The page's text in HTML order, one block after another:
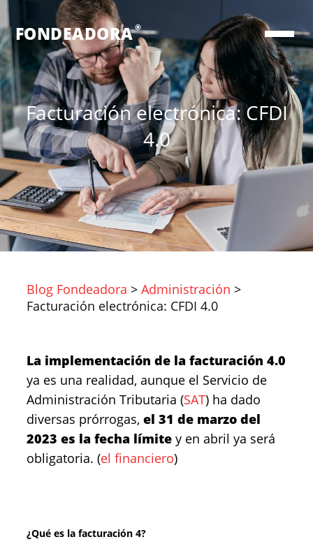
FONDEADORA®
Facturación electrónica: CFDI
4.0
Blog Fondeadora > Administración >
Facturación electrónica: CFDI 4.0
La implementación de la facturación 4.0
ya es una realidad, aunque el Servicio de
Administración Tributaria (SAT) ha dado
diversas prórrogas, el 31 de marzo del
2023 es la fecha límite y en abril ya será
obligatoria. (el financiero)
¿Qué es la facturación 4?